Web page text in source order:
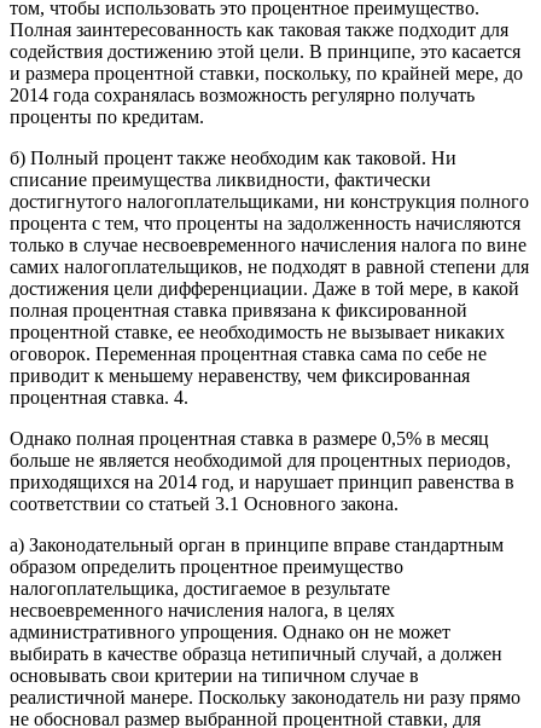
том, чтобы использовать это процентное преимущество.
Полная заинтересованность как таковая также подходит для
содействия достижению этой цели. В принципе, это касается
и размера процентной ставки, поскольку, по крайней мере, до
2014 года сохранялась возможность регулярно получать
проценты по кредитам.
б) Полный процент также необходим как таковой. Ни
списание преимущества ликвидности, фактически
достигнутого налогоплательщиками, ни конструкция полного
процента с тем, что проценты на задолженность начисляются
только в случае несвоевременного начисления налога по вине
самих налогоплательщиков, не подходят в равной степени для
достижения цели дифференциации. Даже в той мере, в какой
полная процентная ставка привязана к фиксированной
процентной ставке, ее необходимость не вызывает никаких
оговорок. Переменная процентная ставка сама по себе не
приводит к меньшему неравенству, чем фиксированная
процентная ставка. 4.
Однако полная процентная ставка в размере 0,5% в месяц
больше не является необходимой для процентных периодов,
приходящихся на 2014 год, и нарушает принцип равенства в
соответствии со статьей 3.1 Основного закона.
a) Законодательный орган в принципе вправе стандартным
образом определить процентное преимущество
налогоплательщика, достигаемое в результате
несвоевременного начисления налога, в целях
административного упрощения. Однако он не может
выбирать в качестве образца нетипичный случай, а должен
основывать свои критерии на типичном случае в
реалистичной манере. Поскольку законодатель ни разу прямо
не обосновал размер выбранной процентной ставки, для